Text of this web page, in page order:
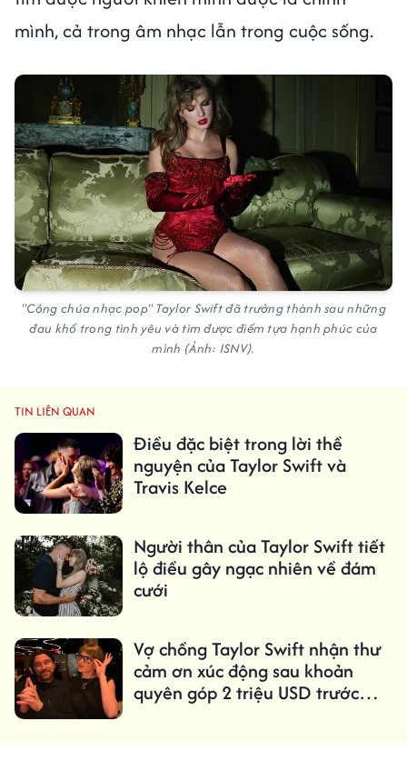
mình, cả trong âm nhạc lẫn trong cuộc sống.
"Công chúa nhạc pop" Taylor Swift đã trưởng thành sau những
đau khổ trong tình yêu và tìm được điểm tựa hạnh phúc của
mình (Ảnh: ISNV).
TIN LIÊN QUAN
Điều đặc biệt trong lời thề
nguyện của Taylor Swift và
Travis Kelce
Người thân của Taylor Swift tiết
lộ điều gây ngạc nhiên về đám
cưới
Vợ chồng Taylor Swift nhận thư
cảm ơn xúc động sau khoản
quyên góp 2 triệu USD trước